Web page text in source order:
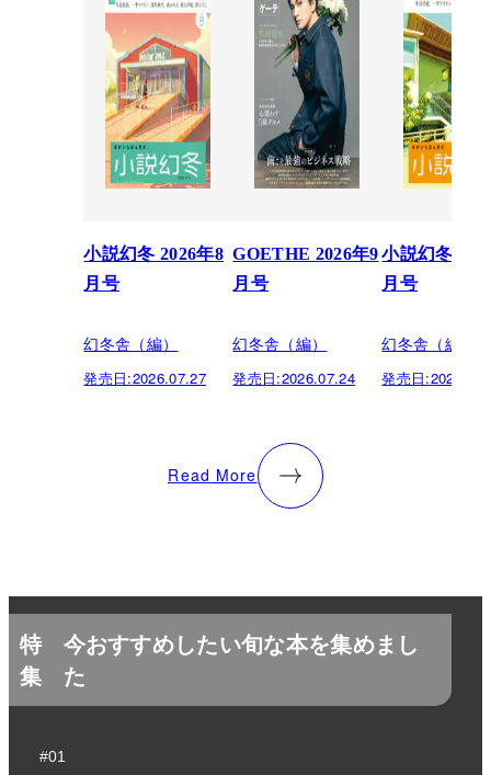
小説幻冬 2026年8
月号
幻冬舎（編）
発売日:2026.07.27
GOETHE 2026年9
月号
幻冬舎（編）
発売日:2026.07.24
小説幻冬
月号
幻冬舎（編）
発売日:
Read More
特
集
今おすすめしたい旬な本を集めまし
た
#01